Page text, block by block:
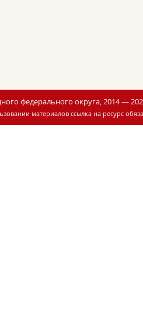
федерального округа, 2014 —
материалов ссылка на ресурс